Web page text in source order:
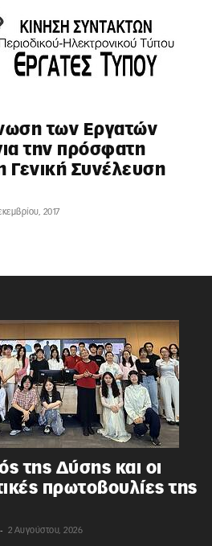
των Εργατών
την πρόσφατη
Γενική Συνέλευση
2017
της Δύσης και οι
πρωτοβουλίες της
- 2 Αυγούστου, 2026